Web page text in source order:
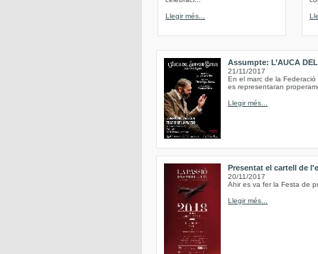
Llegir més...
Assumpte: L’AUCA
21/11/2017
En el marc de la
es representaran
Llegir més...
Presentat el cartell de
20/11/2017
Ahir es va fer la Festa de
Llegir més...